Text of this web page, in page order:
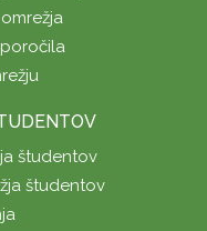
poročila
študentov
študentov